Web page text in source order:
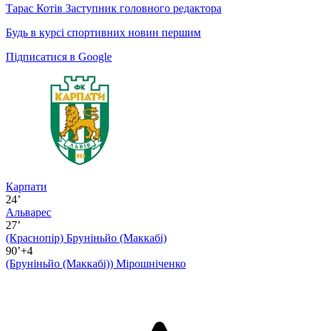
Тарас Котів Заступник головного редактора
Будь в курсі спортивних новин першим
Підписатися в Google
Карпати
24’
Альварес
27’
(Краснопір) Бруніньйо (Маккабі)
90’+4
(Бруніньйо (Маккабі)) Мірошніченко